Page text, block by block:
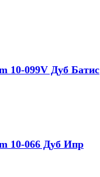
10-099V Дуб Батис
10-066 Дуб Ипр